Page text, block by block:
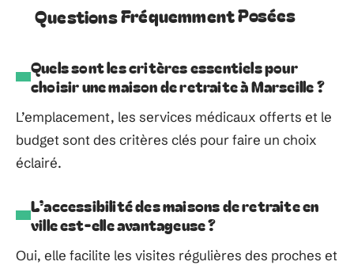
Questions Fréquemment Posées
Quels sont les critères essentiels pour
choisir une maison de retraite à Marseille ?
L’emplacement, les services médicaux offerts et le
budget sont des critères clés pour faire un choix
éclairé.
L’accessibilité des maisons de retraite en
ville est-elle avantageuse ?
Oui, elle facilite les visites régulières des proches et